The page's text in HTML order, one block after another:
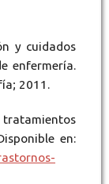
y cuidados
enfermería.
2011.
en: